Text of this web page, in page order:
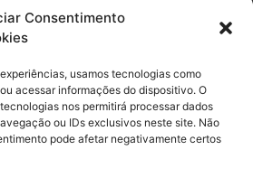
Consentimento
usamos tecnologias como
acessar informações do dispositivo. O
nos permitirá processar dados
ou IDs exclusivos neste site. Não
pode afetar negativamente certos
Legal